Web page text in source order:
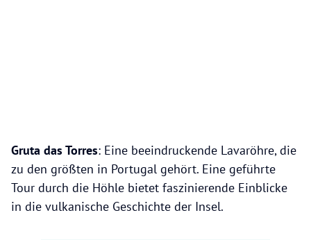
Gruta das Torres: Eine beeindruckende Lavaröhre, die
zu den größten in Portugal gehört. Eine geführte
Tour durch die Höhle bietet faszinierende Einblicke
in die vulkanische Geschichte der Insel.